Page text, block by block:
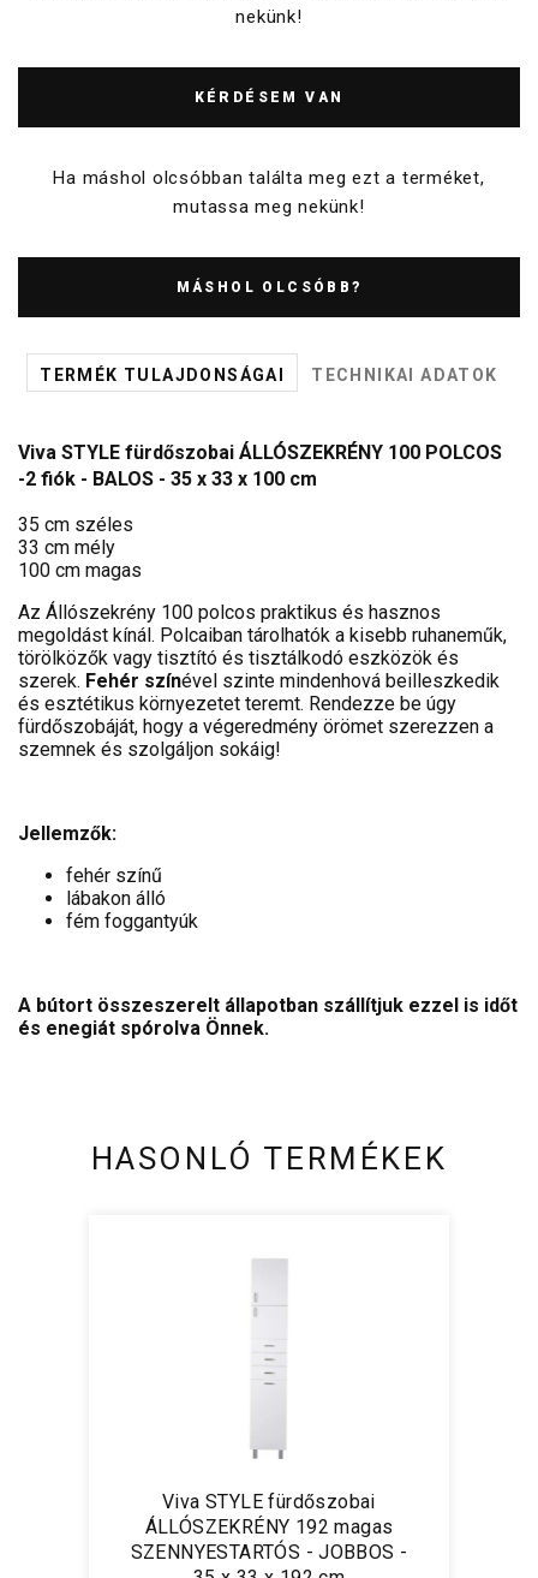
nekünk!
KÉRDÉSEM VAN
Ha máshol olcsóbban találta meg ezt a terméket,
mutassa meg nekünk!
MÁSHOL OLCSÓBB?
TERMÉK TULAJDONSÁGAI TECHNIKAI ADATOK
Viva STYLE fürdőszobai ÁLLÓSZEKRÉNY 100 POLCOS
-2 fiók - BALOS - 35 x 33 x 100 cm
35 cm széles
33 cm mély
100 cm magas
Az Állószekrény 100 polcos praktikus és hasznos
megoldást kínál. Polcaiban tárolhatók a kisebb ruhaneműk,
törölközők vagy tisztító és tisztálkodó eszközök és
szerek. Fehér színével szinte mindenhová beilleszkedik
és esztétikus környezetet teremt. Rendezze be úgy
fürdőszobáját, hogy a végeredmény örömet szerezzen a
szemnek és szolgáljon sokáig!
Jellemzők:
fehér színű
lábakon álló
fém foggantyúk
A bútort összeszerelt állapotban szállítjuk ezzel is időt
és enegiát spórolva Önnek.
HASONLÓ TERMÉKEK
Viva STYLE fürdőszobai
ÁLLÓSZEKRÉNY 192 magas
SZENNYESTARTÓS - JOBBOS -